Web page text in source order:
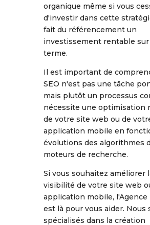
organique même si vous
d'investir dans cette
fait du référencement un
investissement rentable
terme.
Il est important de
SEO n'est pas une tâche
mais plutôt un processus
nécessite une optimisation
de votre site web ou de
application mobile en
évolutions des algorithmes
moteurs de recherche.
Si vous souhaitez améliorer
visibilité de votre site web
application mobile, l'Agence
est là pour vous aider. Nous
spécialisés dans la création